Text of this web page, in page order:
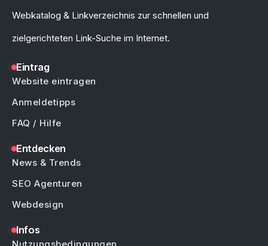
Webkatalog & Linkverzeichnis zur schnellen und
zielgerichteten Link-Suche im Internet.
Eintrag
Website eintragen
Anmeldetipps
FAQ / Hilfe
Entdecken
News & Trends
SEO Agenturen
Webdesign
Infos